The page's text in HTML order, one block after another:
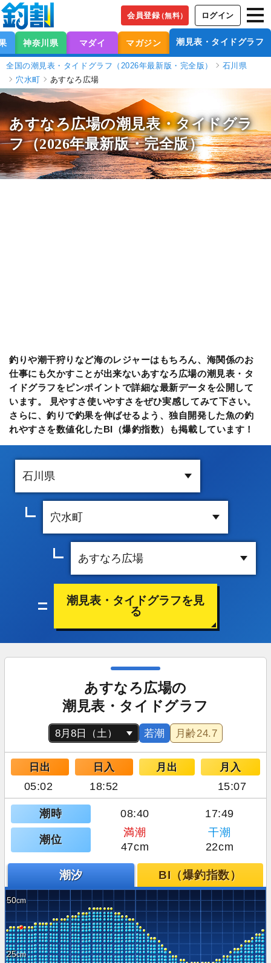
会員登録（無料） ログイン
神奈川県 マダイ マガジン 潮見表・タイドグラフ
全国の潮見表・タイドグラフ（2026年最新版・完全版）
石川県
穴水町
あすなろ広場
あすなろ広場の潮見表・タイドグラ
フ（2026年最新版・完全版）
釣りや潮干狩りなど海のレジャーはもちろん、海関係のお
仕事にも欠かすことが出来ないあすなろ広場の潮見表・タ
イドグラフをピンポイントで詳細な最新データを公開して
います。 見やすさ使いやすさをぜひ実感してみて下さい。
さらに、釣りで釣果を伸ばせるよう、独自開発した魚の釣
れやすさを数値化したBI（爆釣指数）も掲載しています！
潮見表・タイドグラフを見
る
あすなろ広場の
潮見表・タイドグラフ
若潮 月齢24.7
日出 日入 月出 月入
05:02 18:52 15:07
潮時 08:40 17:49
潮位
満潮
干潮
47cm
22cm
潮汐 BI（爆釣指数）
50
25